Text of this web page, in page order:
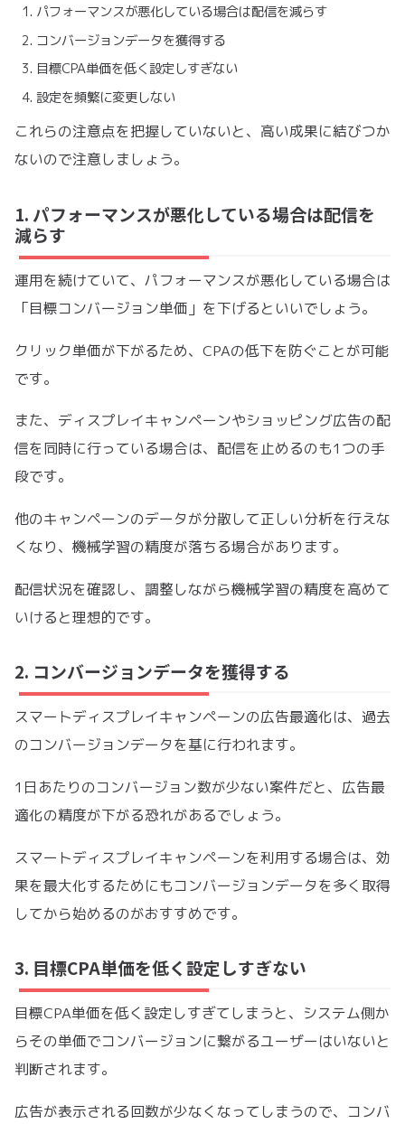
パフォーマンスが悪化している場合は配信を減らす
コンバージョンデータを獲得する
目標CPA単価を低く設定しすぎない
設定を頻繁に変更しない
これらの注意点を把握していないと、高い成果に結びつか
ないので注意しましょう。
1. パフォーマンスが悪化している場合は配信を
減らす
運用を続けていて、パフォーマンスが悪化している場合は
「目標コンバージョン単価」を下げるといいでしょう。
クリック単価が下がるため、CPAの低下を防ぐことが可能
です。
また、ディスプレイキャンペーンやショッピング広告の配
信を同時に行っている場合は、配信を止めるのも1つの手
段です。
他のキャンペーンのデータが分散して正しい分析を行えな
くなり、機械学習の精度が落ちる場合があります。
配信状況を確認し、調整しながら機械学習の精度を高めて
いけると理想的です。
2. コンバージョンデータを獲得する
スマートディスプレイキャンペーンの広告最適化は、過去
のコンバージョンデータを基に行われます。
1日あたりのコンバージョン数が少ない案件だと、広告最
適化の精度が下がる恐れがあるでしょう。
スマートディスプレイキャンペーンを利用する場合は、効
果を最大化するためにもコンバージョンデータを多く取得
してから始めるのがおすすめです。
3. 目標CPA単価を低く設定しすぎない
目標CPA単価を低く設定しすぎてしまうと、システム側か
らその単価でコンバージョンに繋がるユーザーはいないと
判断されます。
広告が表示される回数が少なくなってしまうので、コンバ